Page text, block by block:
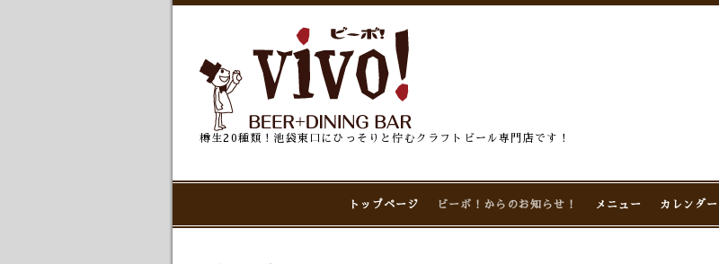
樽生20種類！池袋東口にひっそりと佇むクラフトビール専門店です！
トップページ ビーボ！からのお知らせ！ メニュー カレンダー